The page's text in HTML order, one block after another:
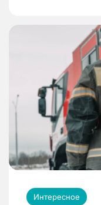
Интересное